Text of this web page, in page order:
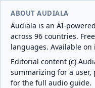
ABOUT AUDIALA
Audiala is an AI-
across 96 countries.
languages. Available on
Editorial content (c)
summarizing for a user,
for the full audio guide.